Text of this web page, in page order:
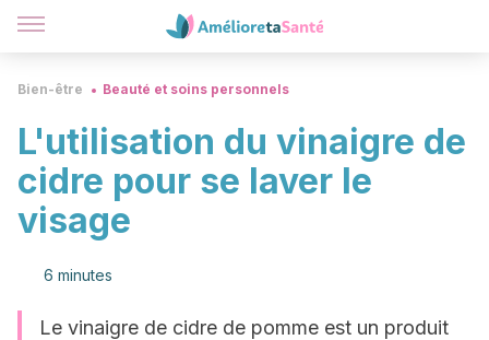
Bien-être Beauté et soins personnels
L'utilisation du vinaigre de
cidre pour se laver le
visage
6 minutes
Le vinaigre de cidre de pomme est un produit